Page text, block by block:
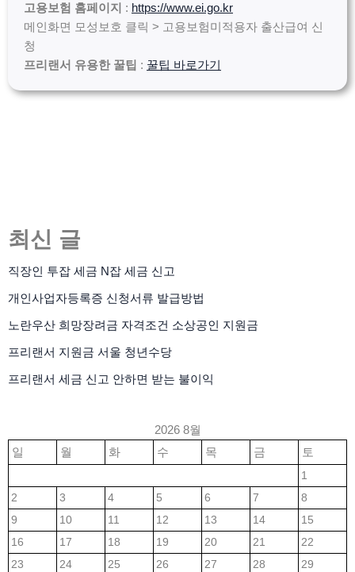
고용보험 홈페이지 : https://www.ei.go.kr
메인화면 모성보호 클릭 > 고용보험미적용자 출산급여 신
청
프리랜서 유용한 꿀팁 : 꿀팁 바로가기
최신 글
직장인 투잡 세금 N잡 세금 신고
개인사업자등록증 신청서류 발급방법
노란우산 희망장려금 자격조건 소상공인 지원금
프리랜서 지원금 서울 청년수당
프리랜서 세금 신고 안하면 받는 불이익
2026 8월
일
월 화 수 목 금 토
1
2
3 4 5 6 7
8
9
10 11 12 13 14
15
16
17 18 19 20 21
22
23
24 25 26 27 28 29